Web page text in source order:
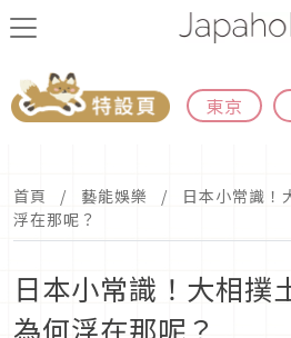
東京
首頁 藝能娛樂
日本小常識！
浮在那呢？
日本小常識！大相撲
為何浮在那呢？